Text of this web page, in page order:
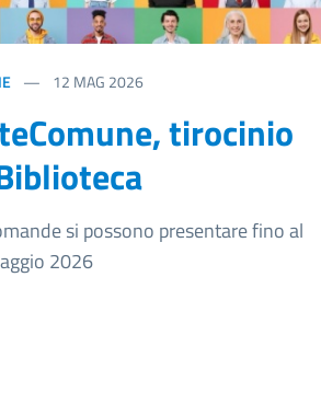
12 MAG 2026
tirocinio
si possono presentare fino al
2026